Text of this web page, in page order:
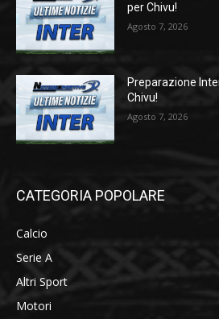
per Chivu!
Agosto 7, 2026
Preparazione
Chivu!
Agosto 7, 2026
CATEGORIA POPOLARE
Calcio
Serie A
Altri Sport
Motori